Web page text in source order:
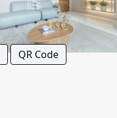
QR Code